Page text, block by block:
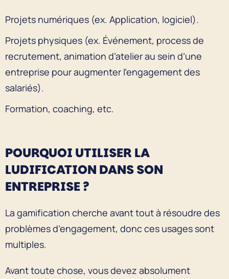
Projets numériques (ex. Application, logiciel).
Projets physiques (ex. Événement, process de
recrutement, animation d’atelier au sein d’une
entreprise pour augmenter l’engagement des
salariés).
Formation, coaching, etc.
POURQUOI UTILISER LA
LUDIFICATION DANS SON
ENTREPRISE ?
La gamification cherche avant tout à résoudre des
problèmes d’engagement, donc ces usages sont
multiples.
Avant toute chose, vous devez absolument